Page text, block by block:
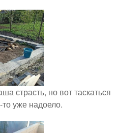
страсть, но вот таскаться
то уже надоело.